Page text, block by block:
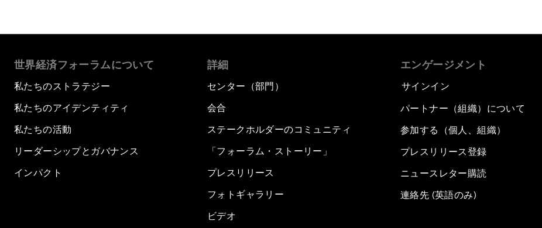
世界経済フォーラムについて
私たちのストラテジー
私たちのアイデンティティ
私たちの活動
リーダーシップとガバナンス
インパクト
詳細
センター（部門）
会合
ステークホルダーのコミュニティ
「フォーラム・ストーリー」
プレスリリース
フォトギャラリー
ビデオ
エンゲージメント
サインイン
パートナー（組織）について
参加する（個人、組織）
プレスリリース登録
ニュースレター購読
連絡先 (英語のみ)